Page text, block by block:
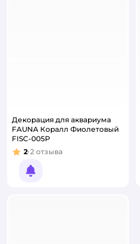
Декорация для аквариума
FAUNA Коралл Фиолетовый
FISC-005P
Рейтинг:
2 2 отзыва
Уведомить о появлении